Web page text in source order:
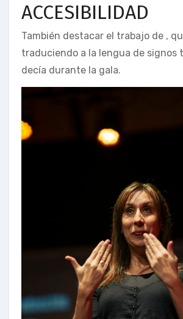
ACCESIBILIDAD
También destacar el trabajo de ,
traduciendo a la lengua de signos
decía durante la gala.